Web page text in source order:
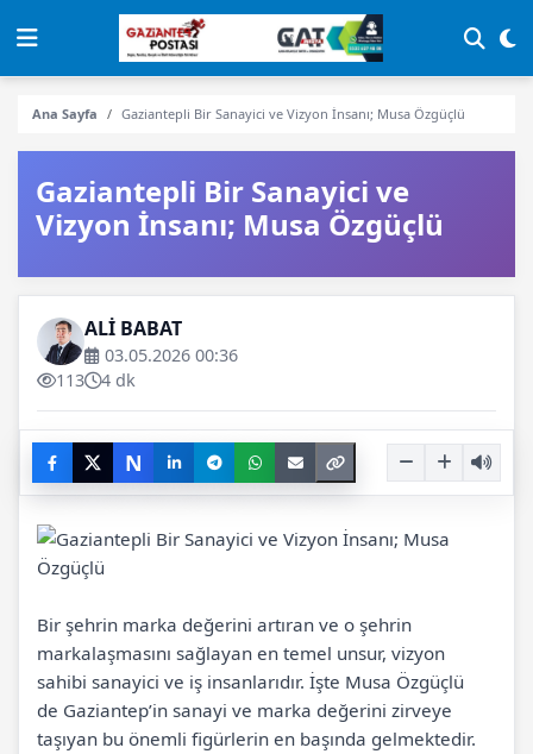
Ana Sayfa Gaziantepli Bir Sanayici ve Vizyon İnsanı; Musa Özgüçlü
Gaziantepli Bir Sanayici ve
Vizyon İnsanı; Musa Özgüçlü
ALİ BABAT
03.05.2026 00:36
113
4 dk
N
Bir şehrin marka değerini artıran ve o şehrin
markalaşmasını sağlayan en temel unsur, vizyon
sahibi sanayici ve iş insanlarıdır. İşte Musa Özgüçlü
de Gaziantep’in sanayi ve marka değerini zirveye
taşıyan bu önemli figürlerin en başında gelmektedir.